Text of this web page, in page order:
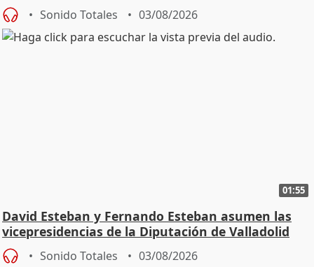
Sonido Totales 03/08/2026
01:55
David Esteban y Fernando Esteban asumen las
vicepresidencias de la Diputación de Valladolid
Sonido Totales 03/08/2026